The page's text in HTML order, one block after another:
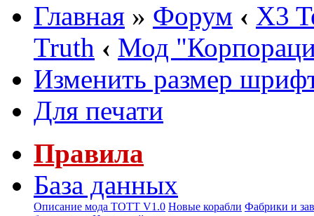
Главная » Форум ‹ X3
Truth ‹ Мод
Изменить размер
Для печати
Правила
База данных
Описание мода ТОТТ V1.0 Новые корабли Фабрики и